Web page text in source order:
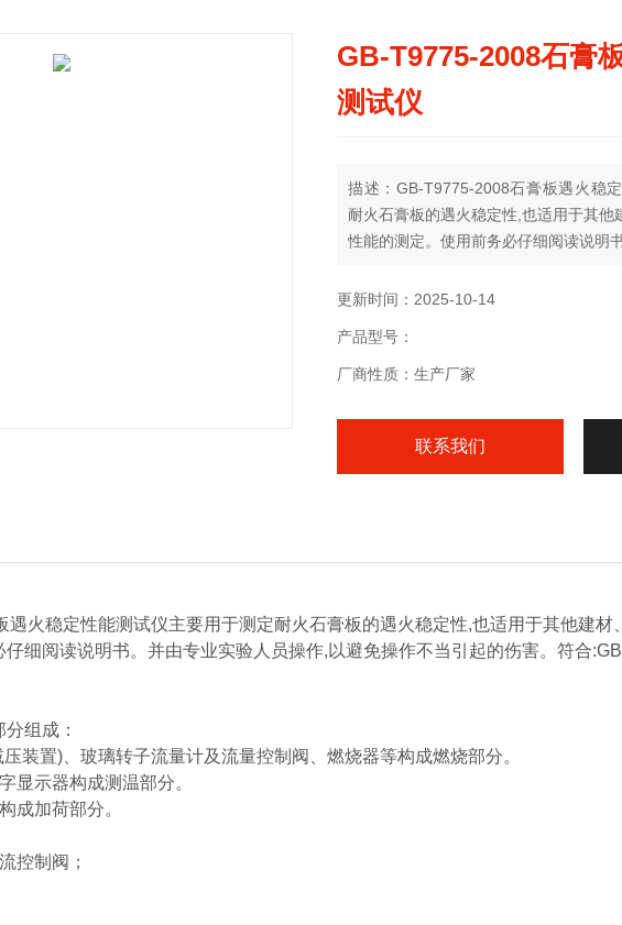
GB-T9775-2008石膏
测试仪
描述：GB-T9775-2008石膏板遇火稳
耐火石膏板的遇火稳定性,也适用于其他
性能的测定。使用前务必仔细阅读说明
准。
更新时间：2025-10-14
产品型号：
厂商性质：生产厂家
联系我们
遇火稳定性能测试仪主要用于测定耐火石膏板的遇火稳定性,也适用于其他建材
细阅读说明书。并由专业实验人员操作,以避免操作不当引起的伤害。符合
组成：
装置)、玻璃转子流量计及流量控制阀、燃烧器等构成燃烧部分。
显示器构成测温部分。
成加荷部分。
控制阀；